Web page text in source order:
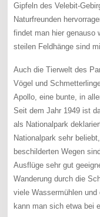
Gipfeln des Velebit-
Naturfreunden
findet man hier genauso
steilen Feldhänge sind
Auch die Tierwelt des
Vögel und
Apollo, eine bunte, in
Seit dem Jahr 1949 ist
als Nationalpark
Nationalpark sehr
beschilderten Wegen
Ausflüge sehr gut
Wanderung durch die
viele Wassermühlen
kann man sich etwa bei